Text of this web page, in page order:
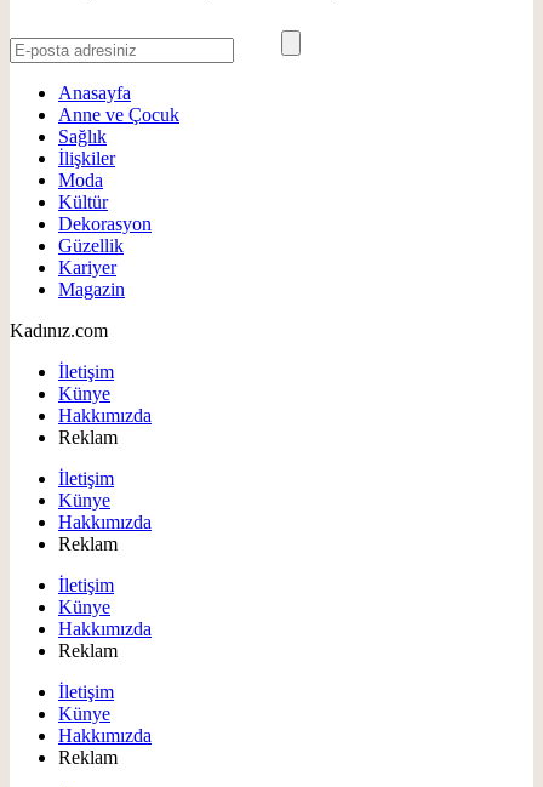
Anasayfa
Anne ve Çocuk
Sağlık
İlişkiler
Moda
Kültür
Dekorasyon
Güzellik
Kariyer
Magazin
Kadınız.com
İletişim
Künye
Hakkımızda
Reklam
İletişim
Künye
Hakkımızda
Reklam
İletişim
Künye
Hakkımızda
Reklam
İletişim
Künye
Hakkımızda
Reklam